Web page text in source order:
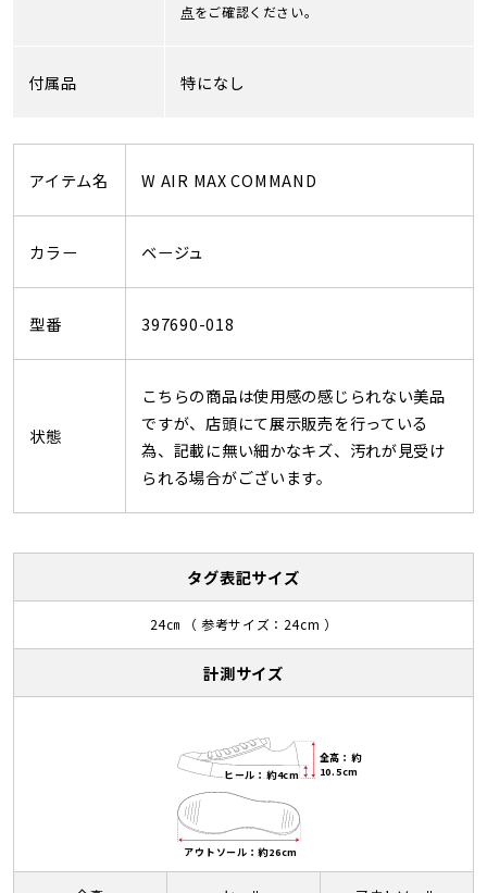
点をご確認ください。
付属品 特になし
アイテム名 W AIR MAX COMMAND
カラー ベージュ
型番 397690-018
状態
こちらの商品は使用感の感じられない美品
ですが、店頭にて展示販売を行っている
為、記載に無い細かなキズ、汚れが見受け
られる場合がございます。
タグ表記サイズ
24㎝ （ 参考サイズ：24cm ）
計測サイズ
全高：約
10.5cm
ヒール：約4cm
アウトソール：約26cm